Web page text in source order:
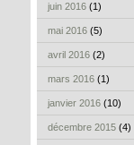
juin 2016 (1)
mai 2016 (5)
avril 2016 (2)
mars 2016 (1)
janvier 2016 (10)
décembre 2015 (4)